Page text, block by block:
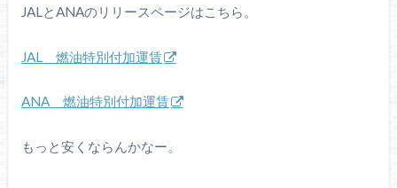
JALとANAのリリースページはこちら。
JAL 燃油特別付加運賃
ANA 燃油特別付加運賃
もっと安くならんかなー。